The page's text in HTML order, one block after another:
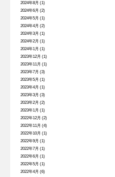
2024年8月 (1)
2024年6月 (2)
2024年5月 (1)
2024年4月 (2)
2024年3月 (1)
2024年2月 (1)
2024年1月 (1)
2023年12月 (1)
2023年11月 (1)
2023年7月 (3)
2023年5月 (1)
2023年4月 (1)
2023年3月 (3)
2023年2月 (2)
2023年1月 (1)
2022年12月 (2)
2022年11月 (4)
2022年10月 (1)
2022年9月 (1)
2022年7月 (1)
2022年6月 (1)
2022年5月 (1)
2022年4月 (6)